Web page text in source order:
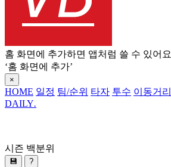
홈 화면에 추가하면 앱처럼 쓸 수 있어요
‘홈 화면에 추가’
×
HOME 일정 팀/순위 타자 투수 이동거리
DAILY.
시즌 백분위
💾 ?